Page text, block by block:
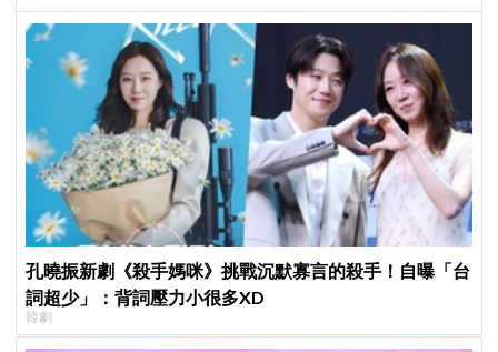
孔曉振新劇《殺手媽咪》挑戰沉默寡言的殺手！自曝「台
詞超少」：背詞壓力小很多XD
韓劇